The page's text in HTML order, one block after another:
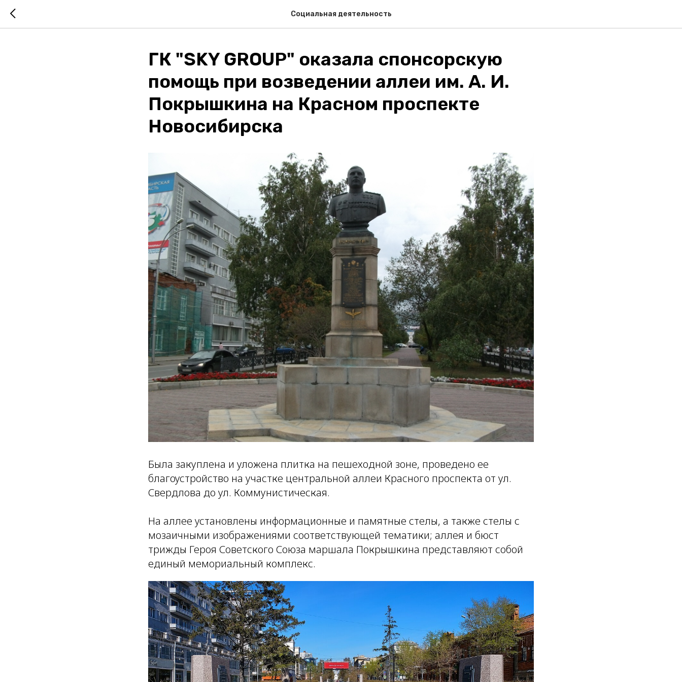
Социальная деятельность
ГК "SKY GROUP" оказала спонсорскую
помощь при возведении аллеи им. А. И.
Покрышкина на Красном проспекте
Новосибирска
Была закуплена и уложена плитка на пешеходной зоне, проведено ее
благоустройство на участке центральной аллеи Красного проспекта от ул.
Свердлова до ул. Коммунистическая.
На аллее установлены информационные и памятные стелы, а также стелы с
мозаичными изображениями соответствующей тематики; аллея и бюст
трижды Героя Советского Союза маршала Покрышкина представляют собой
единый мемориальный комплекс.